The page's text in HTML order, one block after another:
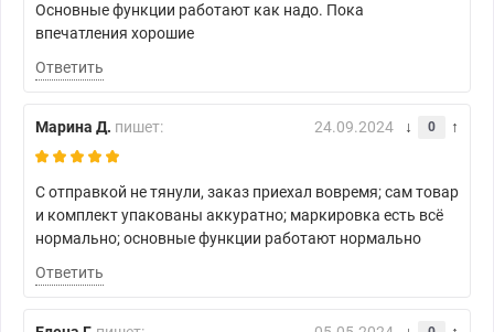
Основные функции работают как надо. Пока
впечатления хорошие
Ответить
Марина Д. пишет: 24.09.2024 0
С отправкой не тянули, заказ приехал вовремя; сам товар
и комплект упакованы аккуратно; маркировка есть всё
нормально; основные функции работают нормально
Ответить